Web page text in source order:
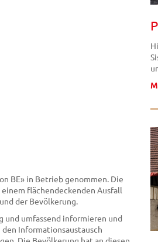
BE» in Betrieb genommen. Die
flächendeckenden Ausfall
der Bevölkerung.
umfassend informieren und
Informationsaustausch